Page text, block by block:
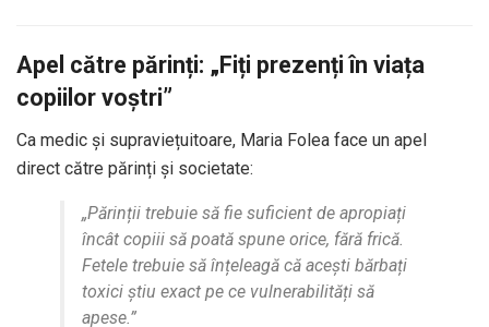
Apel către părinți: „Fiți prezenți în viața
copiilor voștri”
Ca medic și supraviețuitoare, Maria Folea face un apel
direct către părinți și societate:
„Părinții trebuie să fie suficient de apropiați
încât copiii să poată spune orice, fără frică.
Fetele trebuie să înțeleagă că acești bărbați
toxici știu exact pe ce vulnerabilități să
apese.”